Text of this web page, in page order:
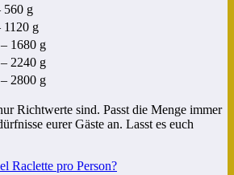
560 g
1120 g
1680 g
2240 g
2800 g
Richtwerte sind. Passt die Menge immer
eurer Gäste an. Lasst es euch
Raclette pro Person?